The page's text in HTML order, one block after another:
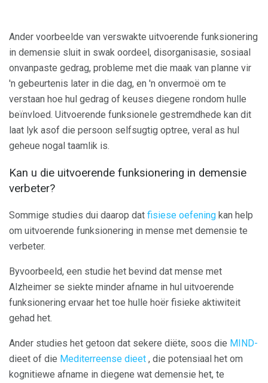
Ander voorbeelde van verswakte uitvoerende funksionering
in demensie sluit in swak oordeel, disorganisasie, sosiaal
onvanpaste gedrag, probleme met die maak van planne vir
'n gebeurtenis later in die dag, en 'n onvermoë om te
verstaan ​​hoe hul gedrag of keuses diegene rondom hulle
beïnvloed. Uitvoerende funksionele gestremdhede kan dit
laat lyk asof die persoon selfsugtig optree, veral as hul
geheue nogal taamlik is.
Kan u die uitvoerende funksionering in demensie
verbeter?
Sommige studies dui daarop dat fisiese oefening kan help
om uitvoerende funksionering in mense met demensie te
verbeter.
Byvoorbeeld, een studie het bevind dat mense met
Alzheimer se siekte minder afname in hul uitvoerende
funksionering ervaar het toe hulle hoër fisieke aktiwiteit
gehad het.
Ander studies het getoon dat sekere diëte, soos die MIND-
dieet of die Mediterreense dieet , die potensiaal het om
kognitiewe afname in diegene wat demensie het, te